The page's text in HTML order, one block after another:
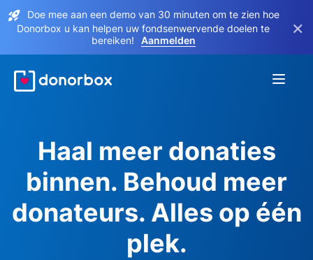
Doe mee aan een demo van 30 minuten om te zien hoe
Donorbox u kan helpen uw fondsenwervende doelen te
bereiken!
Aanmelden
×
Haal meer donaties
binnen. Behoud meer
donateurs. Alles op één
plek.